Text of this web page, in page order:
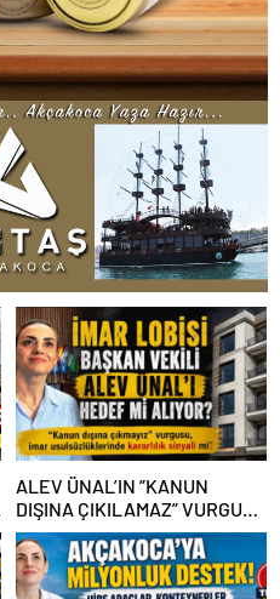
ALEV ÜNAL’IN ”KANUN
DIŞINA ÇIKILAMAZ” VURGUSU
KİMLERİN CANINI SIKTI?